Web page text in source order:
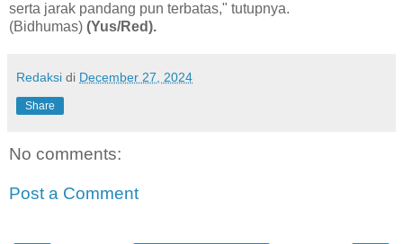
serta jarak pandang pun terbatas," tutupnya.
(Bidhumas) (Yus/Red).
Redaksi di December 27, 2024
Share
No comments:
Post a Comment